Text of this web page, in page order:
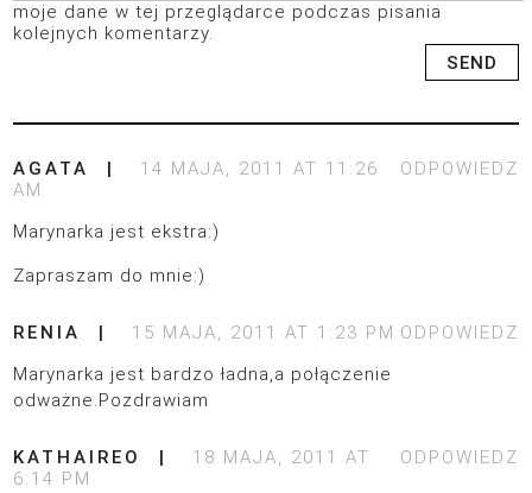
moje dane w tej przeglądarce podczas pisania
kolejnych komentarzy.
ODPOWIEDZ
AGATA
14 MAJA, 2011 AT 11:26
AM
Marynarka jest ekstra:)
Zapraszam do mnie:)
ODPOWIEDZ
RENIA
15 MAJA, 2011 AT 1:23 PM
Marynarka jest bardzo ładna,a połączenie
odważne.Pozdrawiam
ODPOWIEDZ
KATHAIREO
18 MAJA, 2011 AT
6:14 PM